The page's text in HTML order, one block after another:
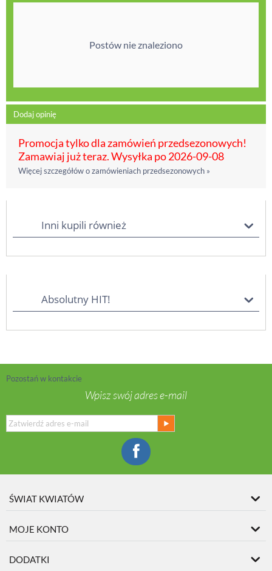
Postów nie znaleziono
Dodaj opinię
Promocja tylko dla zamówień przedsezonowych!
Zamawiaj już teraz. Wysyłka po 2026-09-08
Więcej szczegółów o zamówieniach przedsezonowych »
Inni kupili również
Absolutny HIT!
Pozostań w kontakcie
Wpisz swój adres e-mail
ŚWIAT KWIATÓW
MOJE KONTO
DODATKI